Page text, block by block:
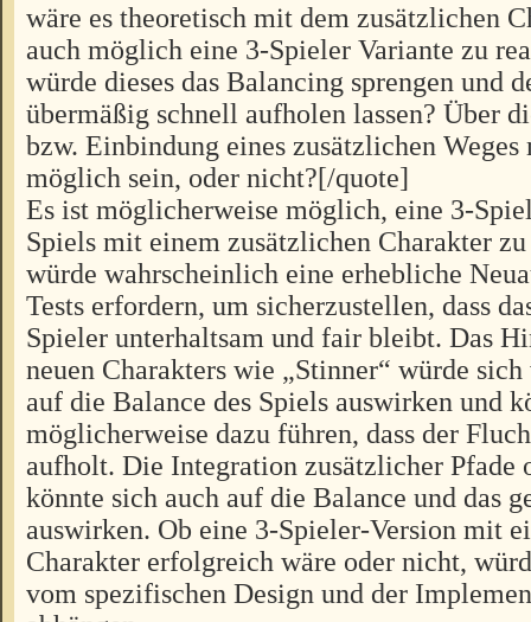
wäre es theoretisch mit dem zusätzlichen
auch möglich eine 3-Spieler Variante zu
würde dieses das Balancing sprengen und
übermäßig schnell aufholen lassen? Über
bzw. Einbindung eines zusätzlichen Weges
möglich sein, oder nicht?[/quote]
Es ist möglicherweise möglich, eine 3-
Spiels mit einem zusätzlichen Charakter
würde wahrscheinlich eine erhebliche
Tests erfordern, um sicherzustellen, dass
Spieler unterhaltsam und fair bleibt. Das
neuen Charakters wie „Stinner“ würde
auf die Balance des Spiels auswirken und
möglicherweise dazu führen, dass der
aufholt. Die Integration zusätzlicher Pfade
könnte sich auch auf die Balance und das
auswirken. Ob eine 3-Spieler-Version mit
Charakter erfolgreich wäre oder nicht,
vom spezifischen Design und der